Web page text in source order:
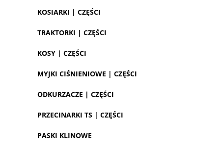
KOSIARKI | CZĘŚCI
TRAKTORKI | CZĘŚCI
KOSY | CZĘŚCI
MYJKI CIŚNIENIOWE | CZĘŚCI
ODKURZACZE | CZĘŚCI
PRZECINARKI TS | CZĘŚCI
PASKI KLINOWE